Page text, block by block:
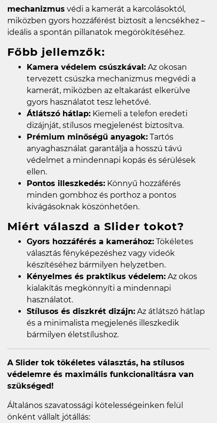
mechanizmus védi a kamerát a karcolásoktól,
miközben gyors hozzáférést biztosít a lencsékhez –
ideális a spontán pillanatok megörökítéséhez.
Főbb jellemzők:
Kamera védelem csúszkával: Az okosan
tervezett csúszka mechanizmus megvédi a
kamerát, miközben az eltakarást elkerülve
gyors használatot tesz lehetővé.
Átlátszó hátlap: Kiemeli a telefon eredeti
dizájnját, stílusos megjelenést biztosítva.
Prémium minőségű anyagok: Tartós
anyaghasználat garantálja a hosszú távú
védelmet a mindennapi kopás és sérülések
ellen.
Pontos illeszkedés: Könnyű hozzáférés
minden gombhoz és porthoz a pontos
kivágásoknak köszönhetően.
Miért válaszd a Slider tokot?
Gyors hozzáférés a kamerához: Tökéletes
választás fényképezéshez vagy videók
készítéséhez bármilyen helyzetben.
Kényelmes és praktikus védelem: Az okos
kialakítás megkönnyíti a mindennapi
használatot.
Stílusos és diszkrét dizájn: Az átlátszó hátlap
és a minimalista megjelenés illeszkedik
bármilyen életstílushoz.
A Slider tok tökéletes választás, ha stílusos
védelemre és maximális funkcionalitásra van
szükséged!
Általános szavatossági kötelességeinken felül
önként vállalt jótállás: